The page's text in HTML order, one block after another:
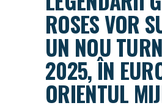
ROSES VOR
UN NOU
2025, ÎN
ORIENTUL